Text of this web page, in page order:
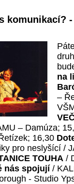
komunikací?
na
–
– Damúza;
16,30
pro neslyšící /
TOUHA /
nás spojují /
- Studio